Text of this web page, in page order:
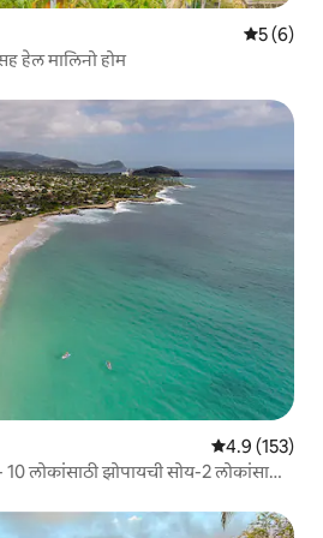
5 पैकी 5
5 (6)
हेल मालिनो होम
5 पैकी 4.9
4.9 (153)
लोकांसाठी झोपायची सोय-2 लोकांसाठी